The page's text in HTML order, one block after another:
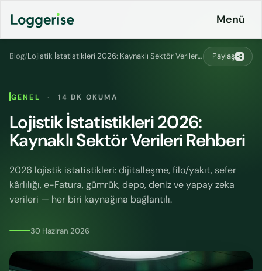
geç
Menü
Lojistik
ERP
Loggerise
LoggyGo
İlanları
Entegrasyonlar
Fiyatlandırma
Kurumsal
CO2
Hesaplayıcı
Blog/ Lojistik İstatistikleri 2026: Kaynaklı Sektör Verileri Rehberi Paylaş
GENEL · 14 DK OKUMA
Lojistik İstatistikleri 2026:
Kaynaklı Sektör Verileri Rehberi
2026 lojistik istatistikleri: dijitalleşme, filo/yakıt, sefer
kârlılığı, e-Fatura, gümrük, depo, deniz ve yapay zeka
verileri — her biri kaynağına bağlantılı.
30 Haziran 2026